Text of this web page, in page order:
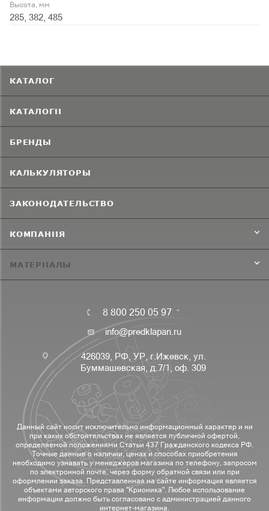
Высота, мм
285, 382, 485
КАТАЛОГ
КАТАЛОГИ
БРЕНДЫ
КАЛЬКУЛЯТОРЫ
ЗАКОНОДАТЕЛЬСТВО
КОМПАНИЯ
МАТЕРИАЛЫ
8 800 250 05 97
info@predklapan.ru
426039, РФ, УР, г.Ижевск, ул.
Буммашевская, д.7/1, оф. 309
Данный сайт носит исключительно информационный характер и ни
при каких обстоятельствах не является публичной офертой,
определяемой положениями Статьи 437 Гражданского кодекса РФ.
Точные данные о наличии, ценах и способах приобретения
необходимо узнавать у менеджеров магазина по телефону, запросом
по электронной почте, через форму обратной связи или при
оформлении заказа. Представленная на сайте информация является
объектами авторского права "Крионика". Любое использование
информации должно быть согласовано с администрацией данного
интернет-магазина.